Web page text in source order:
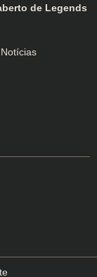
de Legends
Notícias